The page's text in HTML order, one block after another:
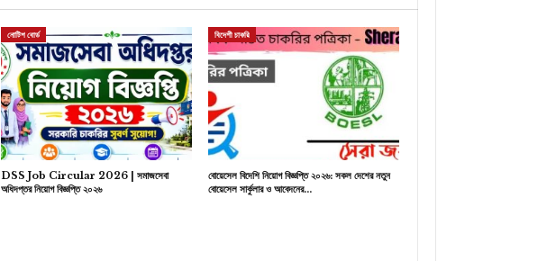
নোটিশ বোর্ড
DSS Job Circular 2026 | সমাজসেবা
অধিদপ্তর নিয়োগ বিজ্ঞপ্তি ২০২৬
বিদেশী চাকরি
বোয়েসেল বিদেশি নিয়োগ বিজ্ঞপ্তি ২০২৬: সকল দেশের নতুন
বোয়েসেল সার্কুলার ও আবেদনের…